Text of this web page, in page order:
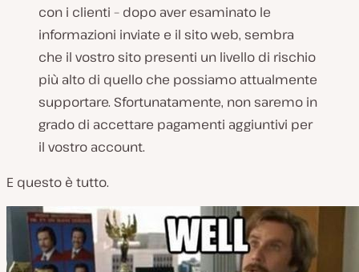
con i clienti – dopo aver esaminato le
informazioni inviate e il sito web, sembra
che il vostro sito presenti un livello di rischio
più alto di quello che possiamo attualmente
supportare. Sfortunatamente, non saremo in
grado di accettare pagamenti aggiuntivi per
il vostro account.
E questo è tutto.